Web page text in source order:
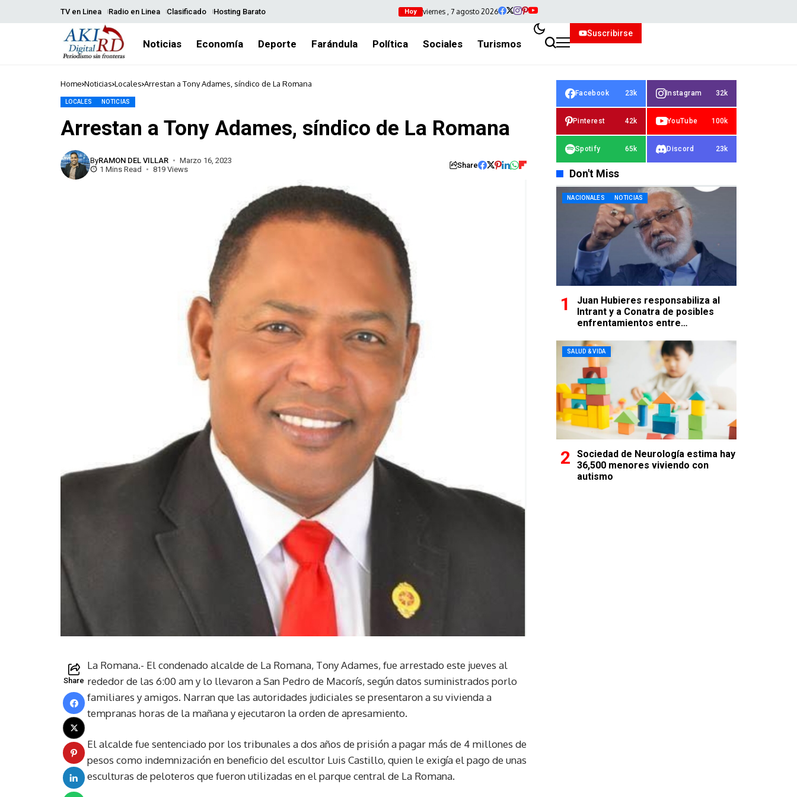
TV en Linea Radio en Linea Clasificado Hosting Barato Hoy viernes , 7 agosto 2026
Noticias Economía Deporte Farándula Política Sociales Turismos
Suscribirse
Home Noticias Locales Arrestan a Tony Adames, síndico de La Romana
LOCALES NOTICIAS
Arrestan a Tony Adames, síndico de La Romana
ByRAMON DEL VILLAR
Marzo 16, 2023
1 Mins Read
819 Views Share
Share
La Romana.- El condenado alcalde de La Romana, Tony Adames, fue arrestado este jueves al
rededor de las 6:00 am y lo llevaron a San Pedro de Macorís, según datos suministrados porlo
familiares y amigos. Narran que las autoridades judiciales se presentaron a su vivienda a
tempranas horas de la mañana y ejecutaron la orden de apresamiento.
El alcalde fue sentenciado por los tribunales a dos años de prisión a pagar más de 4 millones de
pesos como indemnización en beneficio del escultor Luis Castillo, quien le exigía el pago de unas
esculturas de peloteros que fueron utilizadas en el parque central de La Romana.
Facebook 23k Instagram 32k
Pinterest 42k YouTube 100k
Spotify 65k Discord 23k
Don't Miss
NACIONALES NOTICIAS
Juan Hubieres responsabiliza al
Intrant y a Conatra de posibles
enfrentamientos entre
SALUD & VIDA
Sociedad de Neurología estima hay
36,500 menores viviendo con
autismo